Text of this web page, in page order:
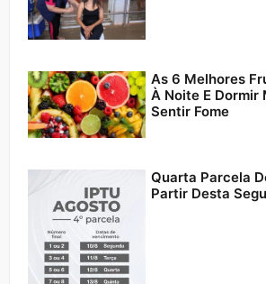
As 6 Melhores
À Noite E Dormir
Sentir Fome
Quarta Parcela
Partir Desta